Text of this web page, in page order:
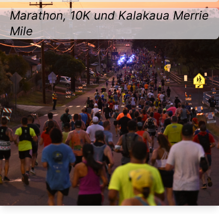
Marathon, 10K und Kalakaua Merrie
Mile